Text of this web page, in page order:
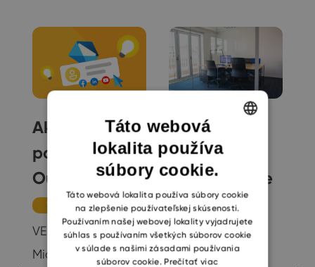
Ako nastaviť
podpis v
Outlooku
Tipy
VEDELI STE,... že si v
Microsoft Outlooku
Ako dať
všetkým
vedieť, že ste
mimo
kancelárie
Tipy
ENGLISH
SLOVAK
Táto webová
lokalita používa
súbory cookie.
Táto webová lokalita používa súbory cookie
na zlepšenie používateľskej skúsenosti.
Používaním našej webovej lokality vyjadrujete
súhlas s používaním všetkých súborov cookie
v súlade s našimi zásadami používania
súborov cookie. Prečítať viac